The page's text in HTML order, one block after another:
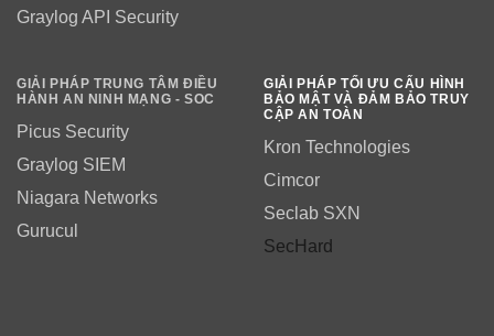
Graylog API Security
GIẢI PHÁP TRUNG TÂM ĐIỀU
HÀNH AN NINH MẠNG - SOC
Picus Security
Graylog SIEM
Niagara Networks
Gurucul
GIẢI PHÁP TỐI ƯU CẤU HÌNH
BẢO MẬT VÀ ĐẢM BẢO TRUY
CẬP AN TOÀN
Kron Technologies
Cimcor
Seclab SXN
SecHard